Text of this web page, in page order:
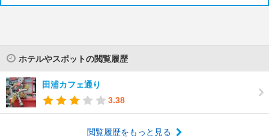
ホテルやスポットの閲覧履歴
田浦カフェ通り
3.38
閲覧履歴をもっと見る